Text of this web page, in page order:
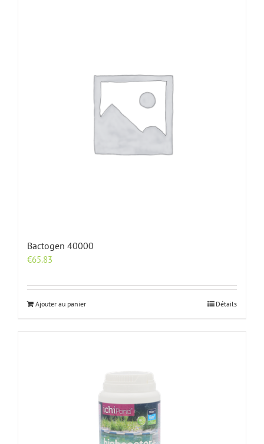
Bactogen 40000
€65.83
Ajouter au panier Détails